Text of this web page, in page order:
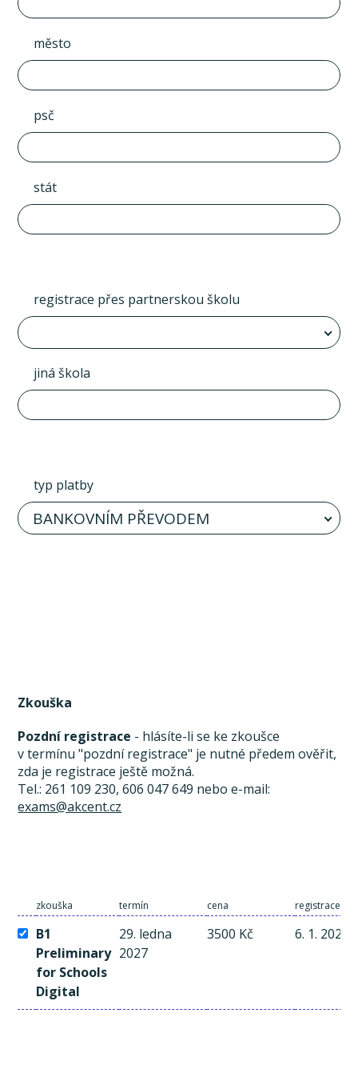
město
psč
stát
registrace přes partnerskou školu
jiná škola
typ platby
BANKOVNÍM PŘEVODEM
Zkouška
Pozdní registrace - hlásíte-li se ke zkoušce
v termínu "pozdní registrace" je nutné předem ověřit,
zda je registrace ještě možná.
Tel.: 261 109 230, 606 047 649 nebo e-mail:
exams@akcent.cz
zkouška termín cena registrace a
B1
Preliminary
for Schools
Digital
29. ledna
2027
3500 Kč 6. 1. 2027